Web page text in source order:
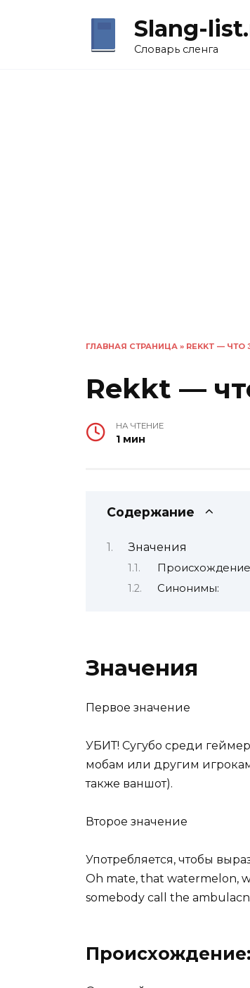
Slang-
Словарь сленга
ГЛАВНАЯ СТРАНИЦА » REKKT — ЧТО
Rekkt —
НА ЧТЕНИЕ
1 мин
Содержание
Значения
Синонимы:
Значения
Первое значение
УБИТ! Сугубо среди
мобам или другим
также ваншот).
Второе значение
Употребляется, чтобы
Oh mate, that watermelon,
somebody call the
Происхождение: